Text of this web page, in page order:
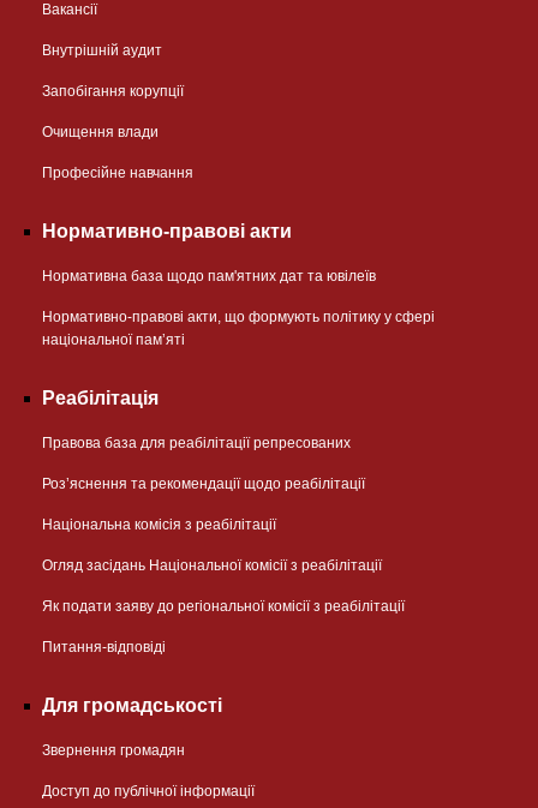
Вакансії
Внутрішній аудит
Запобігання корупції
Очищення влади
Професійне навчання
Нормативно-правові акти
Нормативна база щодо пам'ятних дат та ювілеїв
Нормативно-правові акти, що формують політику у сфері
національної памʼяті
Реабілітація
Правова база для реабілітації репресованих
Розʼяснення та рекомендації щодо реабілітації
Національна комісія з реабілітації
Огляд засідань Національної комісії з реабілітації
Як подати заяву до регіональної комісії з реабілітації
Питання-відповіді
Для громадськості
Звернення громадян
Доступ до публічної інформації